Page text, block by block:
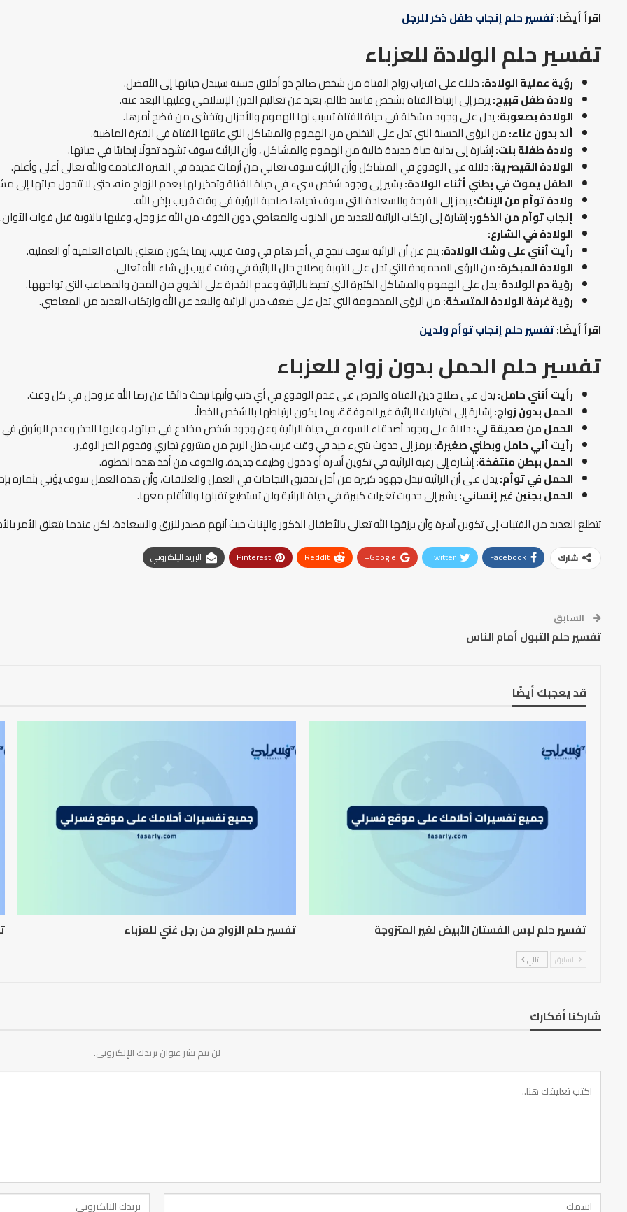
اقرأ أيضًا:تفسير حلم إنجاب طفل ذكر للرجل
تفسير حلم الولادة للعزباء
رؤية عملية الولادة:دلالة على اقتراب زواج الفتاة من شخص صالح ذو أخلاق حسنة سيبدل حياتها إلى الأفضل.
ولادة طفل قبيح:يرمز إلى ارتباط الفتاة بشخص فاسد ظالم، بعيد عن تعاليم الدين الإسلامي وعليها البعد عنه.
الولادة بصعوبة:يدل على وجود مشكلة في حياة الفتاة تسبب لها الهموم والأحزان وتخشى من فضح أمرها.
ألد بدون عناء:من الرؤى الحسنة التي تدل على التخلص من الهموم والمشاكل التي عانتها الفتاة في الفترة الماضية.
ولادة طفلة بنت:إشارة إلى بداية حياة جديدة خالية من الهموم والمشاكل ، وأن الرائية سوف تشهد تحولًا إيجابيًا في حياتها.
الولادة القيصرية:دلالة على الوقوع في المشاكل وأن الرائية سوف تعاني من أزمات عديدة في الفترة القادمة والله تعالى أعلى وأعلم.
الطفل يموت في بطني أثناء الولادة:يشير إلى وجود شخص سيء في حياة الفتاة وتحذير لها بعدم الزواج منه، حتى لا تتحول حياتها إلى
ولادة توأم من الإناث:يرمز إلى الفرحة والسعادة التي سوف تحياها صاحبة الرؤية في وقت قريب بإذن الله.
إنجاب توأم من الذكور:إشارة إلى ارتكاب الرائية للعديد من الذنوب والمعاصي دون الخوف من الله عز وجل، وعليها بالتوبة قبل فوات الآوان.
الولادة في الشارع:
رأيت أنني على وشك الولادة:ينم عن أن الرائية سوف تنجح في أمر هام في وقت قريب، ربما يكون متعلق بالحياة العلمية أو العملية.
الولادة المبكرة:من الرؤى المحمودة التي تدل على التوبة وصلاح حال الرائية في وقت قريب إن شاء الله تعالى.
رؤية دم الولادة: يدل على الهموم والمشاكل الكثيرة التي تحيط بالرائية وعدم القدرة على الخروج من المحن والمصاعب التي تواجهها.
رؤية غرفة الولادة المتسخة:من الرؤى المذمومة التي تدل على ضعف دين الرائية والبعد عن الله وارتكاب العديد من المعاصي.
اقرأ أيضًا:تفسير حلم إنجاب توأم ولدين
تفسير حلم الحمل بدون زواج للعزباء
رأيت أنني حامل:يدل على صلاح دين الفتاة والحرص على عدم الوقوع في أي ذنب وأنها تبحث دائمًا عن رضا الله عز وجل في كل وقت.
الحمل بدون زواج:إشارة إلى اختيارات الرائية غير الموفقة، ربما يكون ارتباطها بالشخص الخطأ.
الحمل من صديقة لي:دلالة على وجود أصدقاء السوء في حياة الرائية وعن وجود شخص مخادع في حياتها، وعليها الحذر وعدم
رأيت أني حامل وبطني صغيرة:يرمز إلى حدوث شيء جيد في وقت قريب مثل الربح من مشروع تجاري وقدوم الخير الوفير.
الحمل ببطن منتفخة:إشارة إلى رغبة الرائية في تكوين أسرة أو دخول وظيفة جديدة، والخوف من أخذ هذه الخطوة.
الحمل في توأم:يدل على أن الرائية تبذل جهود كبيرة من أجل تحقيق النجاحات في العمل والعلاقات، وأن هذه العمل سوف يؤتي بثماره
الحمل بجنين غير إنساني:يشير إلى حدوث تغيرات كبيرة في حياة الرائية ولن تستطيع تقبلها والتأقلم معها.
تتطلع العديد من الفتيات إلى تكوين أسرة وأن يرزقها الله تعالى بالأطفال الذكور والإناث حيث أنهم مصدر للزرق والسعادة، لكن عندما يتعلق الأمر
شارك Facebook
Twitter
Google+
ReddIt
Pinterest البريد الإلكتروني
السابق
تفسير حلم التبول أمام الناس
قد يعجبك أيضًا
تفسير حلم لبس الفستان الأبيض لغير المتزوجة تفسير حلم الزواج من رجل غني للعزباء
السابق التالي
شاركنا أفكارك
لن يتم نشر عنوان بريدك الإلكتروني.